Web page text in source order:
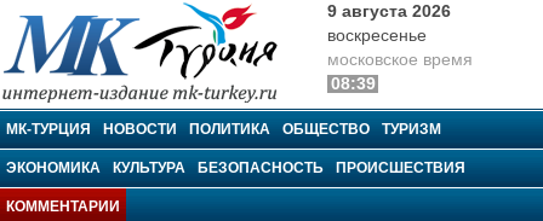
МК-Турция
9 августа 2026
воскресенье
московское время
08:39
МК-ТУРЦИЯ НОВОСТИ ПОЛИТИКА ОБЩЕСТВО ТУРИЗМ
ЭКОНОМИКА КУЛЬТУРА БЕЗОПАСНОСТЬ ПРОИСШЕСТВИЯ
КОММЕНТАРИИ